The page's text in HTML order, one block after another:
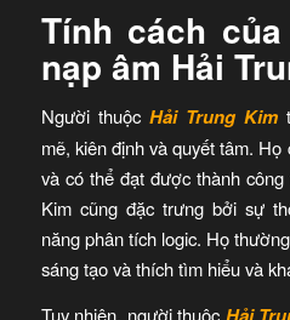
Tính cách
nạp âm Hải
Người thuộc Hải Trung Kim
mẽ, kiên định và quyết tâm.
và có thể đạt được thành
Kim cũng đặc trưng bởi sự
năng phân tích logic. Họ
sáng tạo và thích tìm hiểu và
Tuy nhiên, người thuộc